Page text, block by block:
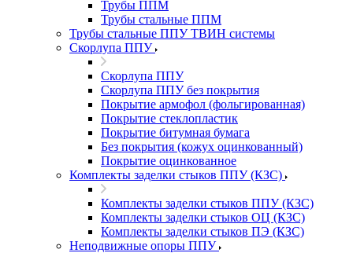
Трубы ППМ
Трубы стальные ППМ
Трубы стальные ППУ ТВИН системы
Скорлупа ППУ
Скорлупа ППУ
Скорлупа ППУ без покрытия
Покрытие армофол (фольгированная)
Покрытие стеклопластик
Покрытие битумная бумага
Без покрытия (кожух оцинкованный)
Покрытие оцинкованное
Комплекты заделки стыков ППУ (КЗС)
Комплекты заделки стыков ППУ (КЗС)
Комплекты заделки стыков ОЦ (КЗС)
Комплекты заделки стыков ПЭ (КЗС)
Неподвижные опоры ППУ